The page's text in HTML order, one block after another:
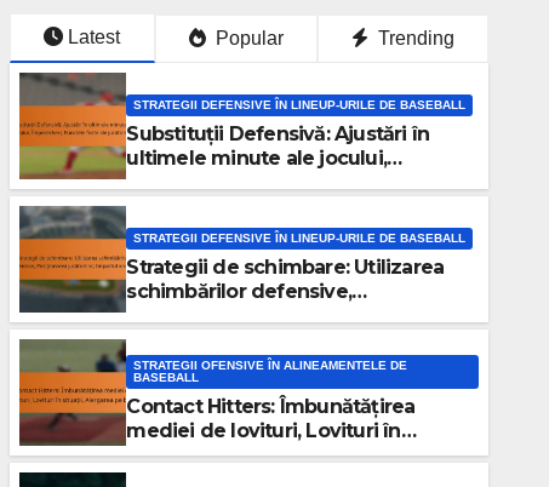
STRATEGII DEFENSIVE ÎN LINEUP-URILE DE BASEBALL
Strategii de schimbare:
Latest Popular Trending
STRATEGII DEFENSIVE ÎN LINEUP-URILE DE BASEBALL
Substituții Defensivă: Ajustări în
ultimele minute ale jocului,
STRATEGII DEFENSIVE ÎN LINEUP-URILE DE BASEBALL
Strategii de schimbare: Utilizarea
schimbărilor defensive,
STRATEGII OFENSIVE ÎN ALINEAMENTELE DE
BASEBALL
Contact Hitters: Îmbunătățirea
mediei de lovituri, Lovituri în
situații, Alergarea pe baze